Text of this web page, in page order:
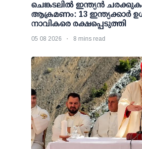
ചെങ്കടലില്‍ ഇന്ത്യന്‍
ആക്രമണം: 13 ഇന്ത്യക്കാര്‍
നാവികരെ രക്ഷപ്പെടുത്തി
05 08 2026 8 mins read